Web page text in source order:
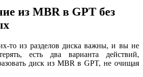
из MBR в GPT без
то из разделов диска важны, и вы не
есть два варианта действий,
диск из MBR в GPT, не очищая